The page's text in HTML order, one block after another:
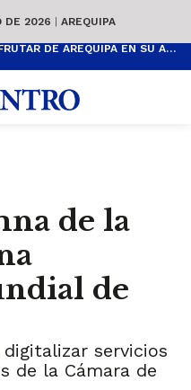
DE 2026 | AREQUIPA
ACTIVIDADES GRATUITAS PARA DISFRUTAR DE AREQUIPA EN SU ANIVERSARIO
de la
de
servicios
de la Cámara de